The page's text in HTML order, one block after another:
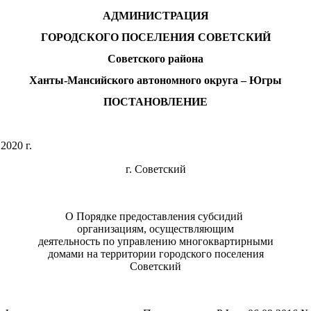
АДМИНИСТРАЦИЯ
ГОРОДСКОГО ПОСЕЛЕНИЯ СОВЕТСКИЙ
Советского района
Ханты-Мансийского автономного округа – Югры
ПОСТАНОВЛЕНИЕ
апреля 2020 г. №
г. Советский
О Порядке предоставления субсидий
организациям, осуществляющим
деятельность по управлению многоквартирными
домами на территории городского поселения
Советский